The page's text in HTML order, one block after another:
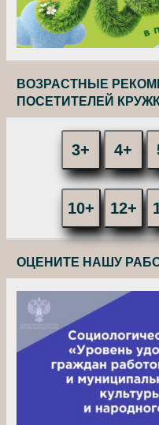
ВОЗРАСТНЫЕ
ПОСЕТИТЕЛЕЙ
3+ 4+
10+ 12+
ОЦЕНИТЕ НАШУ